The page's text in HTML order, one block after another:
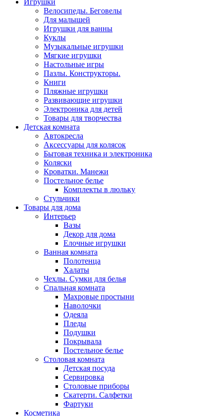
Игрушки
Велосипеды. Беговелы
Для малышей
Игрушки для ванны
Куклы
Музыкальные игрушки
Мягкие игрушки
Настольные игры
Пазлы. Конструкторы.
Книги
Пляжные игрушки
Развивающие игрушки
Электроника для детей
Товары для творчества
Детская комната
Автокресла
Аксессуары для колясок
Бытовая техника и электроника
Коляски
Кроватки. Манежи
Постельное белье
Комплекты в люльку
Стульчики
Товары для дома
Интерьер
Вазы
Декор для дома
Елочные игрушки
Ванная комната
Полотенца
Халаты
Чехлы. Сумки для белья
Спальная комната
Махровые простыни
Наволочки
Одеяла
Пледы
Подушки
Покрывала
Постельное белье
Столовая комната
Детская посуда
Сервировка
Столовые приборы
Скатерти. Салфетки
Фартуки
Косметика